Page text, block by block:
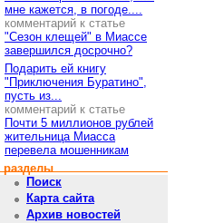
мне кажется, в погоде....
комментарий к статье
"Сезон клещей" в Миассе
завершился досрочно?
Подарить ей книгу
"Приключения Буратино",
пусть из...
комментарий к статье
Почти 5 миллионов рублей
жительница Миасса
перевела мошенникам
разделы
Поиск
Карта сайта
Архив новостей